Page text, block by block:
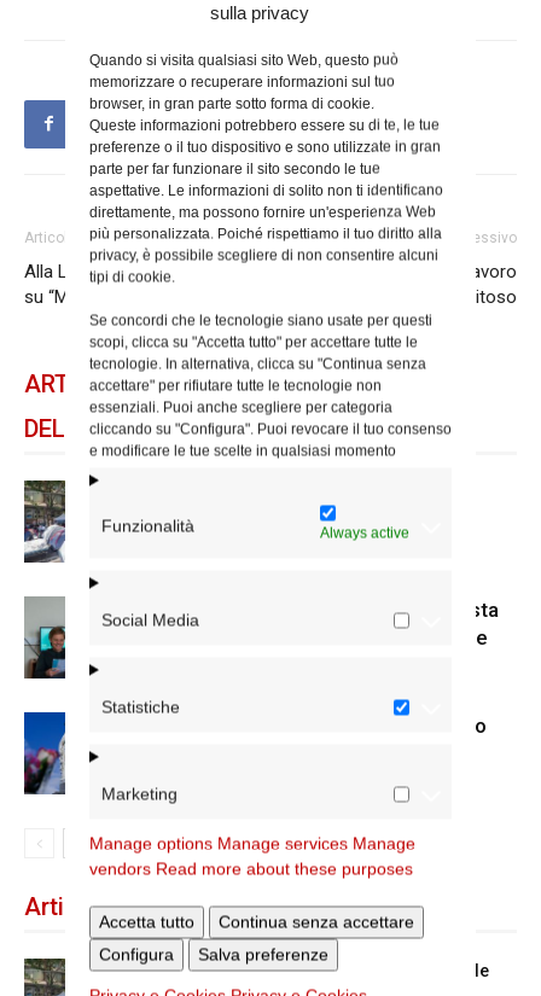
sulla privacy
Quando si visita qualsiasi sito Web, questo può
memorizzare o recuperare informazioni sul tuo
browser, in gran parte sotto forma di cookie.
Queste informazioni potrebbero essere su di te, le tue
preferenze o il tuo dispositivo e sono utilizzate in gran
parte per far funzionare il sito secondo le tue
aspettative. Le informazioni di solito non ti identificano
direttamente, ma possono fornire un'esperienza Web
più personalizzata. Poiché rispettiamo il tuo diritto alla
privacy, è possibile scegliere di non consentire alcuni
tipi di cookie.
Se concordi che le tecnologie siano usate per questi
scopi, clicca su "Accetta tutto" per accettare tutte le
tecnologie. In alternativa, clicca su "Continua senza
accettare" per rifiutare tutte le tecnologie non
essenziali. Puoi anche scegliere per categoria
cliccando su "Configura". Puoi revocare il tuo consenso
e modificare le tue scelte in qualsiasi momento
Funzionalità Always active
Social Media
Statistiche
Marketing
Manage options Manage services Manage
vendors Read more about these purposes
Accetta tutto
Continua senza accettare
Configura
Salva preferenze
Articolo precedente
Alla Lateranense un convegno
su “Magnifica humanitas”
Articolo successivo
Riflessione sul lavoro
dignitoso
ARTICOLI CORRELATI
DELLO STESSO AUTORE
cardinale vicario
Scienze Applicate, la nuova proposta
dell’Istituto Paritario Sant’Apollinare
Dal 28 al 31 agosto il pellegrinaggio
Articoli recenti
Spin Time: la dichiarazione del cardinale